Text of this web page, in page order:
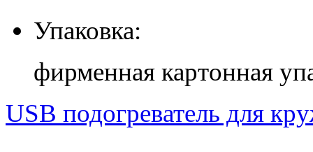
Упаковка:
фирменная картонная
USB подогреватель для